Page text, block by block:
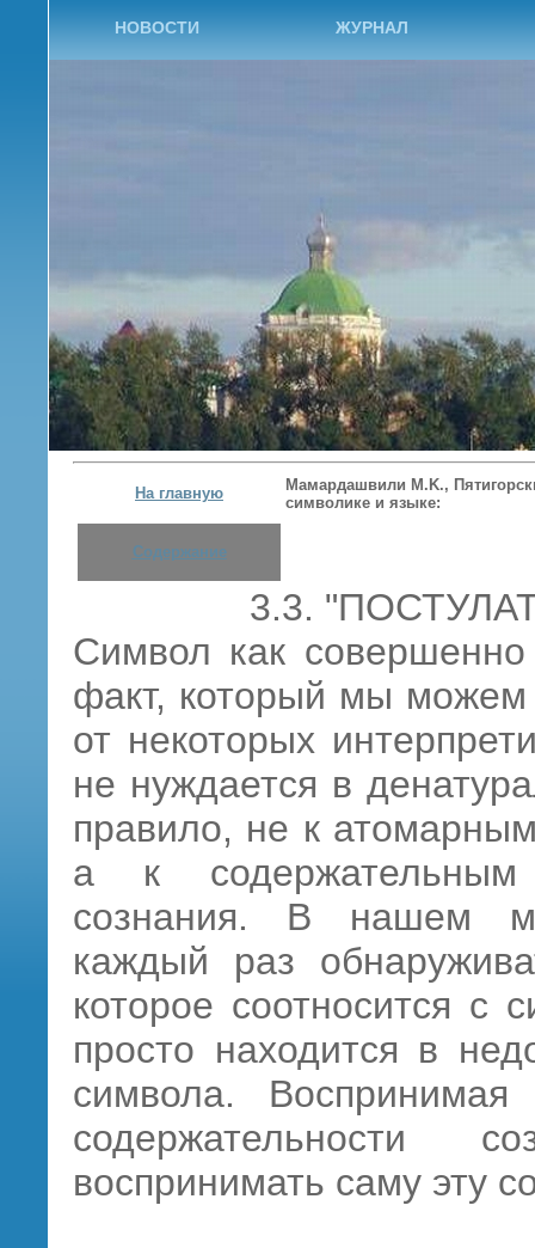
НОВОСТИ ЖУРНАЛ
На главную
Мамардашвили M.K.,
символике и языке:
Содержание
3.3.
Символ как
факт, который мы можем
от некоторых
не нуждается в
правило, не к
а к содержательным
сознания. В нашем
каждый раз
которое соотносится с
просто находится в
символа.
воспринимать саму эту